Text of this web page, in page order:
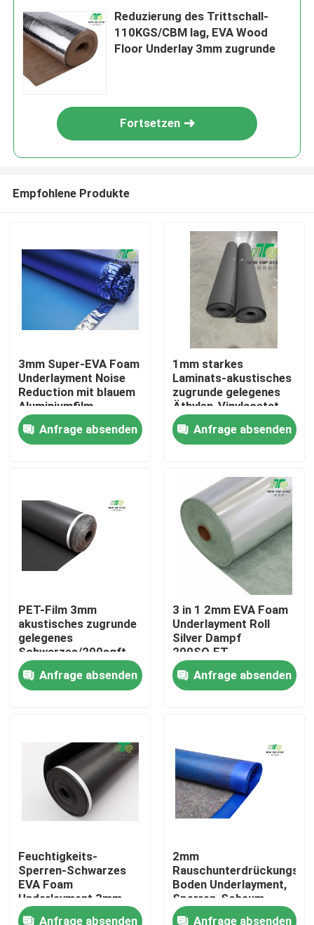
Startseite
Produkte
Über uns
Fabrik Tour
Qualitätskontrolle
Nachrichten
SPC-Bodenbelag Underlayment
Akustischer Boden Underlayment
Reduzierung des Trittschall-
110KGS/CBM lag, EVA Wood
Floor Underlay 3mm zugrunde
Fortsetzen
Empfohlene Produkte
3mm Super-EVA Foam
Underlayment Noise
Reduction mit blauem
Aluminiumfilm
Anfrage absenden
1mm starkes
Laminats-akustisches
zugrunde gelegenes
Äthylen-Vinylacetat
EVA Foam Padding
Anfrage absenden
PET-Film 3mm
akustisches zugrunde
gelegenes
Schwarzes/200sqft
pro Rollensolide
prüfende Unterlage
Anfrage absenden
3 in 1 2mm EVA Foam
Underlayment Roll
Silver Dampf
200SQ.FT
Anfrage absenden
Feuchtigkeits-
Sperren-Schwarzes
EVA Foam
Underlayment 3mm
200sqft/Roll
Anfrage absenden
2mm
Rauschunterdrückungs-
Boden Underlayment,
Sperren-Schaum-
Unterlage des Dampf-
Anfrage absenden